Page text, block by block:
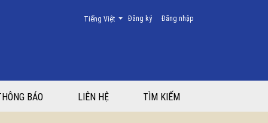
Định năm 2022
Đăng ký Đăng nhập
Thay đổi ngôn ngữ. Ngôn ngữ hiện tại là:
Tiếng Việt
BÁO LIÊN HỆ TÌM KIẾM